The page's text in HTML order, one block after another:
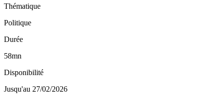
Thématique
Politique
Durée
58mn
Disponibilité
Jusqu'au 27/02/2026